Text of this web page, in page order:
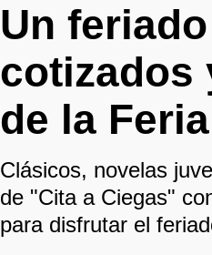
Un
cotizados
de la
Clásicos, novelas
de "Cita a Ciegas"
para disfrutar el